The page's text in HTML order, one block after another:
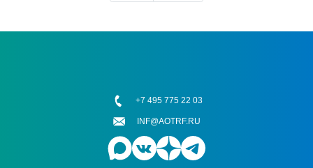
+7 495 775 22 03
INF@AOTRF.RU